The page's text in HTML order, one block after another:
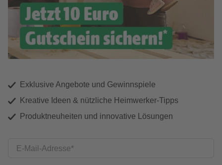
Exklusive Angebote und Gewinnspiele
Kreative Ideen & nützliche Heimwerker-Tipps
Produktneuheiten und innovative Lösungen
E-Mail-Adresse